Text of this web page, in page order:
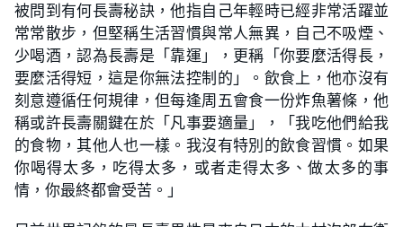
被問到有何長壽秘訣，他指自己年輕時已經非常活躍並
常常散步，但堅稱生活習慣與常人無異，自己不吸煙、
少喝酒，認為長壽是「靠運」，更稱「你要麼活得長，
要麼活得短，這是你無法控制的」。飲食上，他亦沒有
刻意遵循任何規律，但每逢周五會食一份炸魚薯條，他
稱或許長壽關鍵在於「凡事要適量」，「我吃他們給我
的食物，其他人也一樣。我沒有特別的飲食習慣。如果
你喝得太多，吃得太多，或者走得太多、做太多的事
情，你最終都會受苦。」